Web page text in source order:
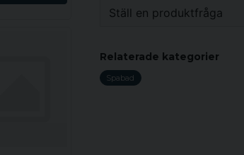
Vikt
Ställ en produktfråga
Fråga oss något om
Relaterade kategorier
Spabad